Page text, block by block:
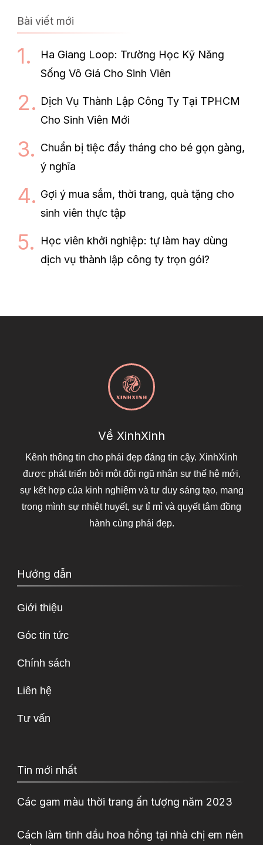
Bài viết mới
Ha Giang Loop: Trường Học Kỹ Năng
Sống Vô Giá Cho Sinh Viên
Dịch Vụ Thành Lập Công Ty Tại TPHCM
Cho Sinh Viên Mới
Chuẩn bị tiệc đầy tháng cho bé gọn gàng,
ý nghĩa
Gợi ý mua sắm, thời trang, quà tặng cho
sinh viên thực tập
Học viên khởi nghiệp: tự làm hay dùng
dịch vụ thành lập công ty trọn gói?
Về XinhXinh
Kênh thông tin cho phái đẹp đáng tin cậy. XinhXinh
được phát triển bởi một đội ngũ nhân sự thế hệ mới,
sự kết hợp của kinh nghiệm và tư duy sáng tạo, mang
trong mình sự nhiệt huyết, sự tỉ mỉ và quyết tâm đồng
hành cùng phái đẹp.
Hướng dẫn
Giới thiệu
Góc tin tức
Chính sách
Liên hệ
Tư vấn
Tin mới nhất
Các gam màu thời trang ấn tượng năm 2023
Cách làm tinh dầu hoa hồng tại nhà chị em nên